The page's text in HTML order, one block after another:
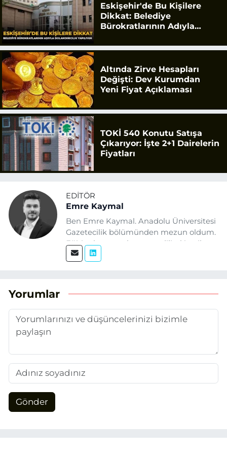
Eskişehir'de Bu Kişilere
Dikkat: Belediye
Bürokratlarının Adıyla
Altında Zirve Hesapları
Değişti: Dev Kurumdan
Yeni Fiyat Açıklaması
TOKİ 540 Konutu Satışa
Çıkarıyor: İşte 2+1 Dairelerin
Fiyatları
EDITÖR
Emre Kaymal
Ben Emre Kaymal. Anadolu Üniversitesi
Gazetecilik bölümünden mezun oldum.
Eğitim hayatım boyunca dijital içerik
üretimi ve arama motoru
temel alıyorum.
Yorumlar
Gönder